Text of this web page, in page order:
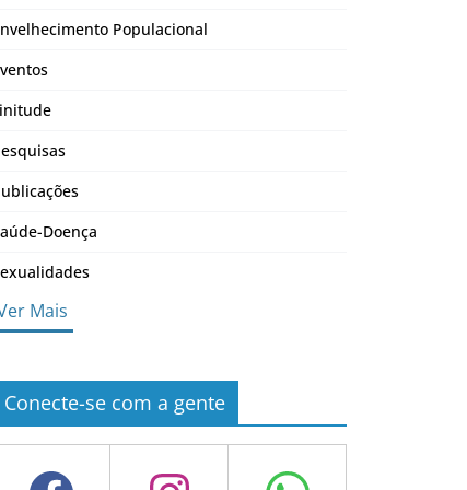
Populacional
Doença
Mais
Conecte-se com a gente
Facebook Instagram WhatsApp